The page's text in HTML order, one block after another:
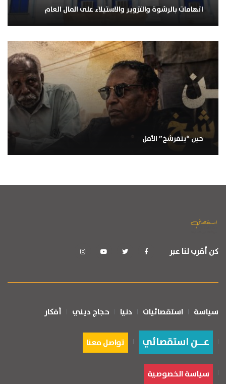
اتهامات بالرشوة والتزوير والاستيلاء على المال العام
حين “يتفرشخ” الأمل
كن أقرب لنا عبر
سياسة استقصائيات دنيا حجاج ديني أفكار
عــن استقصائي تواصل معنا
سياسة الخصوصية